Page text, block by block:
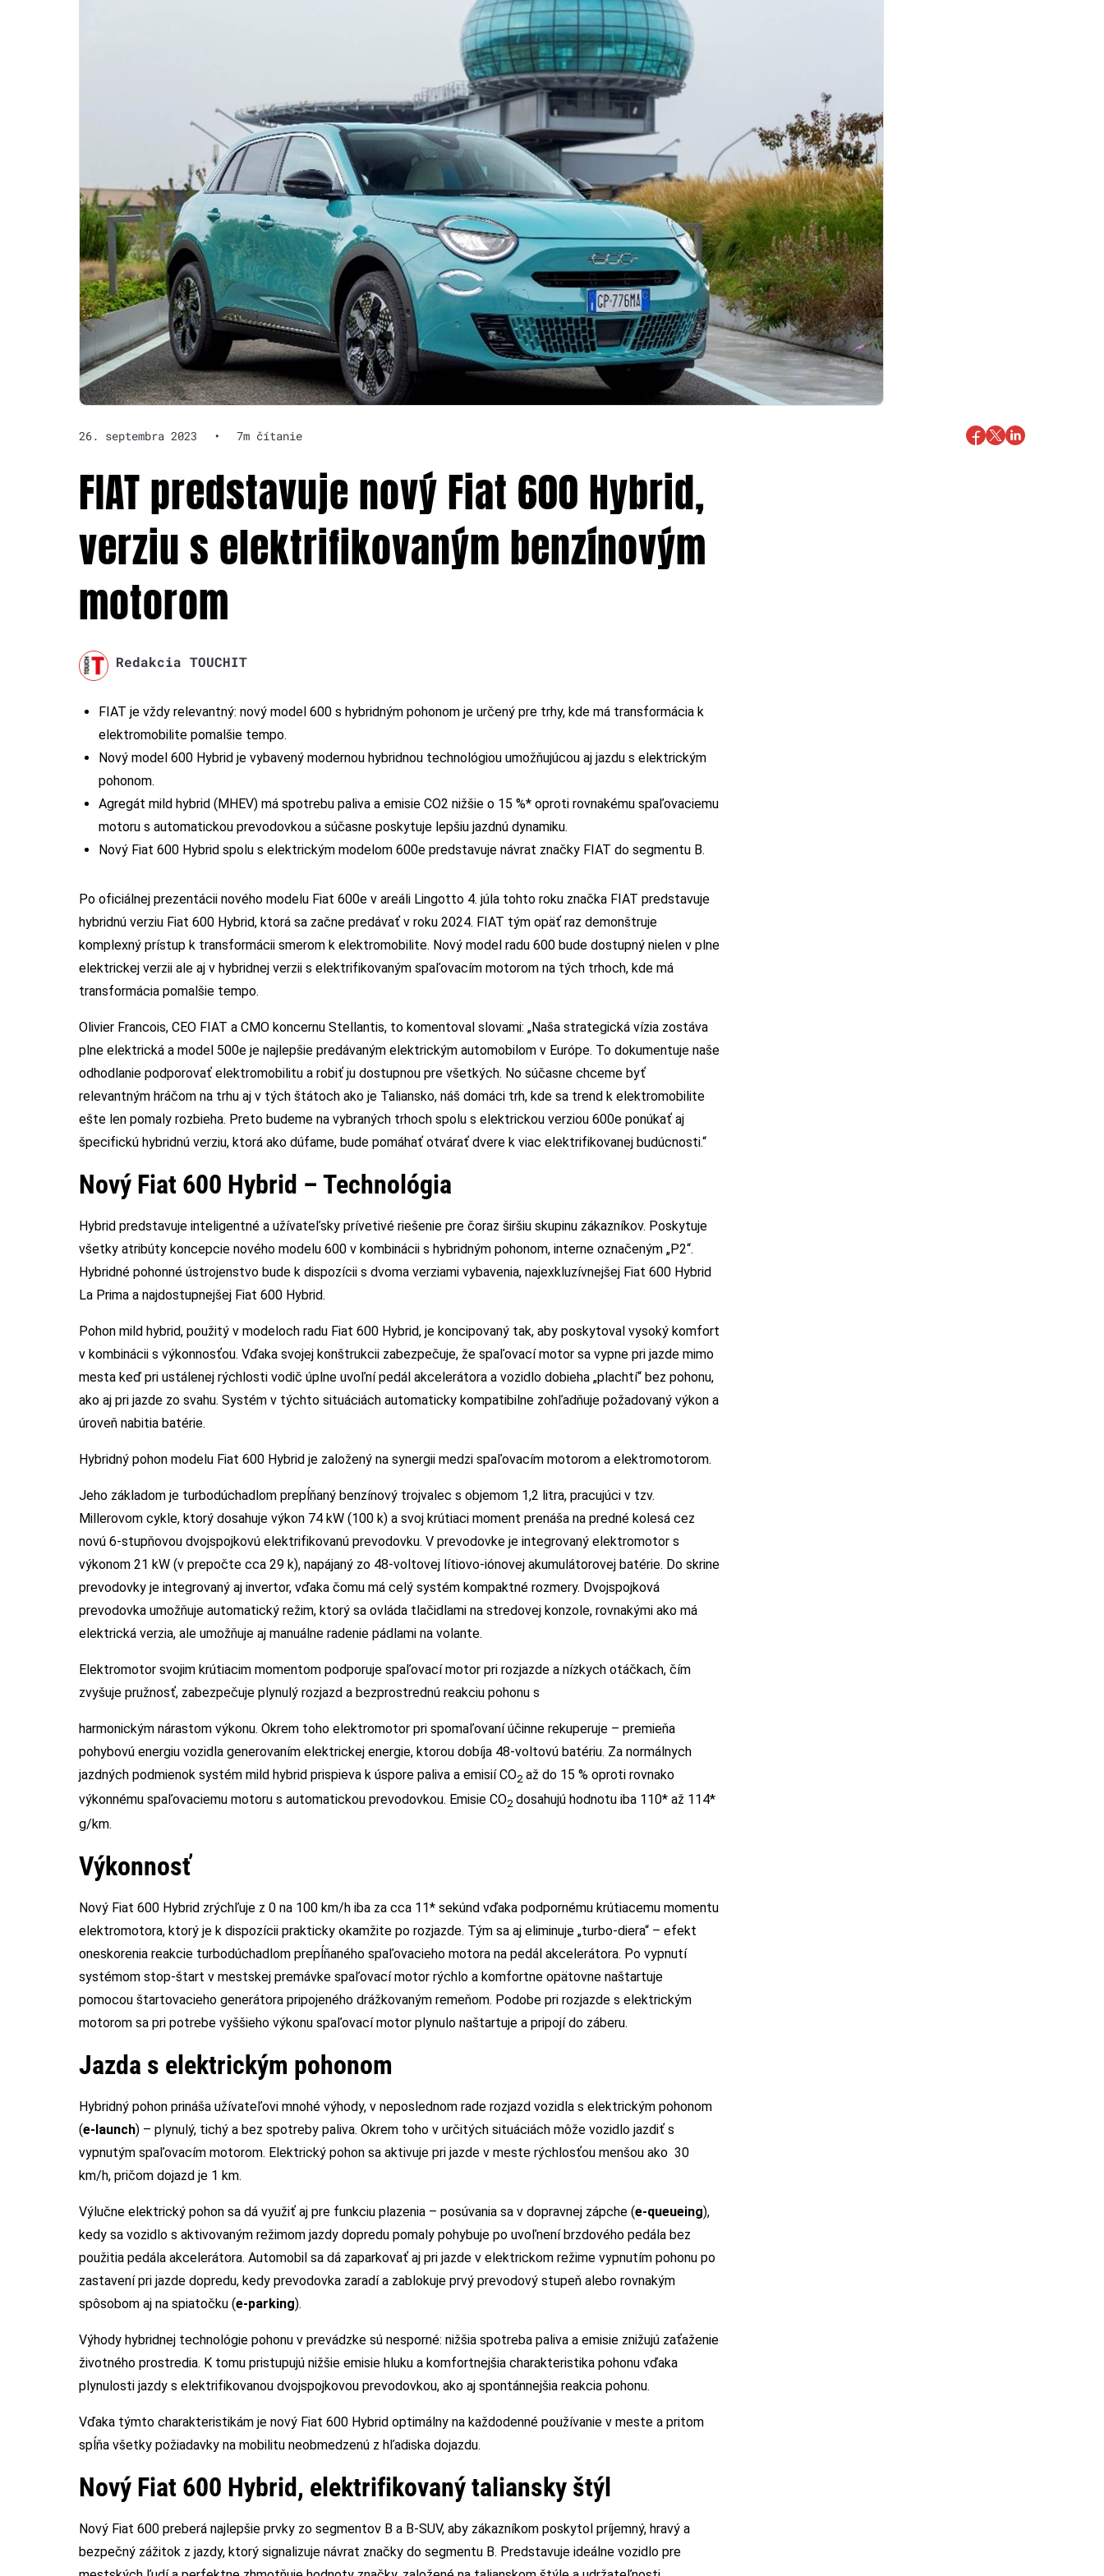
26. septembra 2023 • 7m čítanie
FIAT predstavuje nový Fiat 600 Hybrid,
verziu s elektrifikovaným benzínovým
motorom
Redakcia TOUCHIT
FIAT je vždy relevantný: nový model 600 s hybridným pohonom je určený pre trhy, kde má transformácia k
elektromobilite pomalšie tempo.
Nový model 600 Hybrid je vybavený modernou hybridnou technológiou umožňujúcou aj jazdu s elektrickým
pohonom.
Agregát mild hybrid (MHEV) má spotrebu paliva a emisie CO2 nižšie o 15 %* oproti rovnakému spaľovaciemu
motoru s automatickou prevodovkou a súčasne poskytuje lepšiu jazdnú dynamiku.
Nový Fiat 600 Hybrid spolu s elektrickým modelom 600e predstavuje návrat značky FIAT do segmentu B.
Po oficiálnej prezentácii nového modelu Fiat 600e v areáli Lingotto 4. júla tohto roku značka FIAT predstavuje
hybridnú verziu Fiat 600 Hybrid, ktorá sa začne predávať v roku 2024. FIAT tým opäť raz demonštruje
komplexný prístup k transformácii smerom k elektromobilite. Nový model radu 600 bude dostupný nielen v plne
elektrickej verzii ale aj v hybridnej verzii s elektrifikovaným spaľovacím motorom na tých trhoch, kde má
transformácia pomalšie tempo.
Olivier Francois, CEO FIAT a CMO koncernu Stellantis, to komentoval slovami: „Naša strategická vízia zostáva
plne elektrická a model 500e je najlepšie predávaným elektrickým automobilom v Európe. To dokumentuje naše
odhodlanie podporovať elektromobilitu a robiť ju dostupnou pre všetkých. No súčasne chceme byť
relevantným hráčom na trhu aj v tých štátoch ako je Taliansko, náš domáci trh, kde sa trend k elektromobilite
ešte len pomaly rozbieha. Preto budeme na vybraných trhoch spolu s elektrickou verziou 600e ponúkať aj
špecifickú hybridnú verziu, ktorá ako dúfame, bude pomáhať otvárať dvere k viac elektrifikovanej budúcnosti.“
Nový Fiat 600 Hybrid – Technológia
Hybrid predstavuje inteligentné a užívateľsky prívetivé riešenie pre čoraz širšiu skupinu zákazníkov. Poskytuje
všetky atribúty koncepcie nového modelu 600 v kombinácii s hybridným pohonom, interne označeným „P2“.
Hybridné pohonné ústrojenstvo bude k dispozícii s dvoma verziami vybavenia, najexkluzívnejšej Fiat 600 Hybrid
La Prima a najdostupnejšej Fiat 600 Hybrid.
Pohon mild hybrid, použitý v modeloch radu Fiat 600 Hybrid, je koncipovaný tak, aby poskytoval vysoký komfort
v kombinácii s výkonnosťou. Vďaka svojej konštrukcii zabezpečuje, že spaľovací motor sa vypne pri jazde mimo
mesta keď pri ustálenej rýchlosti vodič úplne uvoľní pedál akcelerátora a vozidlo dobieha „plachtí“ bez pohonu,
ako aj pri jazde zo svahu. Systém v týchto situáciách automaticky kompatibilne zohľadňuje požadovaný výkon a
úroveň nabitia batérie.
Hybridný pohon modelu Fiat 600 Hybrid je založený na synergii medzi spaľovacím motorom a elektromotorom.
Jeho základom je turbodúchadlom prepĺňaný benzínový trojvalec s objemom 1,2 litra, pracujúci v tzv.
Millerovom cykle, ktorý dosahuje výkon 74 kW (100 k) a svoj krútiaci moment prenáša na predné kolesá cez
novú 6-stupňovou dvojspojkovú elektrifikovanú prevodovku. V prevodovke je integrovaný elektromotor s
výkonom 21 kW (v prepočte cca 29 k), napájaný zo 48-voltovej lítiovo-iónovej akumulátorovej batérie. Do skrine
prevodovky je integrovaný aj invertor, vďaka čomu má celý systém kompaktné rozmery. Dvojspojková
prevodovka umožňuje automatický režim, ktorý sa ovláda tlačidlami na stredovej konzole, rovnakými ako má
elektrická verzia, ale umožňuje aj manuálne radenie pádlami na volante.
Elektromotor svojim krútiacim momentom podporuje spaľovací motor pri rozjazde a nízkych otáčkach, čím
zvyšuje pružnosť, zabezpečuje plynulý rozjazd a bezprostrednú reakciu pohonu s
harmonickým nárastom výkonu. Okrem toho elektromotor pri spomaľovaní účinne rekuperuje – premieňa
pohybovú energiu vozidla generovaním elektrickej energie, ktorou dobíja 48-voltovú batériu. Za normálnych
jazdných podmienok systém mild hybrid prispieva k úspore paliva a emisií CO2 až do 15 % oproti rovnako
výkonnému spaľovaciemu motoru s automatickou prevodovkou. Emisie CO2 dosahujú hodnotu iba 110* až 114*
g/km.
Výkonnosť
Nový Fiat 600 Hybrid zrýchľuje z 0 na 100 km/h iba za cca 11* sekúnd vďaka podpornému krútiacemu momentu
elektromotora, ktorý je k dispozícii prakticky okamžite po rozjazde. Tým sa aj eliminuje „turbo-diera“ – efekt
oneskorenia reakcie turbodúchadlom prepĺňaného spaľovacieho motora na pedál akcelerátora. Po vypnutí
systémom stop-štart v mestskej premávke spaľovací motor rýchlo a komfortne opätovne naštartuje
pomocou štartovacieho generátora pripojeného drážkovaným remeňom. Podobe pri rozjazde s elektrickým
motorom sa pri potrebe vyššieho výkonu spaľovací motor plynulo naštartuje a pripojí do záberu.
Jazda s elektrickým pohonom
Hybridný pohon prináša užívateľovi mnohé výhody, v neposlednom rade rozjazd vozidla s elektrickým pohonom
(e-launch) – plynulý, tichý a bez spotreby paliva. Okrem toho v určitých situáciách môže vozidlo jazdiť s
vypnutým spaľovacím motorom. Elektrický pohon sa aktivuje pri jazde v meste rýchlosťou menšou ako 30
km/h, pričom dojazd je 1 km.
Výlučne elektrický pohon sa dá využiť aj pre funkciu plazenia – posúvania sa v dopravnej zápche (e-queueing),
kedy sa vozidlo s aktivovaným režimom jazdy dopredu pomaly pohybuje po uvoľnení brzdového pedála bez
použitia pedála akcelerátora. Automobil sa dá zaparkovať aj pri jazde v elektrickom režime vypnutím pohonu po
zastavení pri jazde dopredu, kedy prevodovka zaradí a zablokuje prvý prevodový stupeň alebo rovnakým
spôsobom aj na spiatočku (e-parking).
Výhody hybridnej technológie pohonu v prevádzke sú nesporné: nižšia spotreba paliva a emisie znižujú zaťaženie
životného prostredia. K tomu pristupujú nižšie emisie hluku a komfortnejšia charakteristika pohonu vďaka
plynulosti jazdy s elektrifikovanou dvojspojkovou prevodovkou, ako aj spontánnejšia reakcia pohonu.
Vďaka týmto charakteristikám je nový Fiat 600 Hybrid optimálny na každodenné používanie v meste a pritom
spĺňa všetky požiadavky na mobilitu neobmedzenú z hľadiska dojazdu.
Nový Fiat 600 Hybrid, elektrifikovaný taliansky štýl
Nový Fiat 600 preberá najlepšie prvky zo segmentov B a B-SUV, aby zákazníkom poskytol príjemný, hravý a
bezpečný zážitok z jazdy, ktorý signalizuje návrat značky do segmentu B. Predstavuje ideálne vozidlo pre